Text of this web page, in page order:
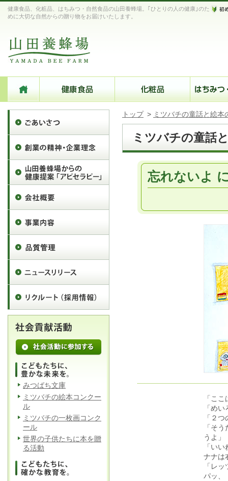
健康食品、化粧品、はちみつ・自然食品の山田養蜂場。｢ひとりの人の健康｣のた
めに大切な自然からの贈り物をお届けいたします。
トップ > ミツバチの童話と絵本
ミツバチの童話
忘れないよ
「こ
「め
「２
「そ
うよ」
「い
ナナは
「レ
パッ、
みつばち文庫
ミツバチの絵本コンクー
ル
ミツバチの一枚画コンク
ール
世界の子供たちに本を贈
る活動